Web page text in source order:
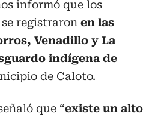
informó que los
registraron en las
Venadillo y La
indígena de
de Caloto.
que “existe un alto